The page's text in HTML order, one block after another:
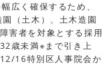
広く確保するため、
（土木）、土木造園
害者を対象とする採用
歳未満※まで引き上
16特別区人事院会か